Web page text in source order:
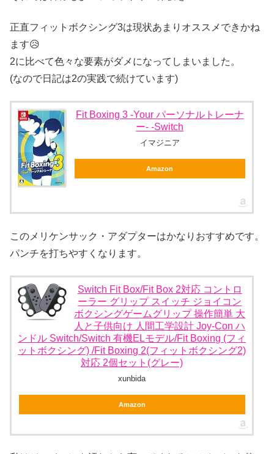
正直フィットボクシング3は現状あまりオススメできかね
ます😥
2に比べて色々な要素がダメになってしまいました。
(なので日記は2の実践で続けています)
Fit Boxing 3 -Your パーソナルトレーナ
ー- -Switch
イマジニア
Amazon
このメリケンサック・アダプターはかなりおすすめです。
パンチを打ちやすくなります。
Switch Fit Box/Fit Box 2対応 コントロ
ーラー グリップ スイッチ ジョイコン
ボクシングゲームグリップ 操作簡単 大
人と子供向け 人間工学設計 Joy-Con ハ
ンドル Switch/Switch 有機ELモデル/Fit Boxing (フィ
ットボクシング) /Fit Boxing 2(フィットボクシング2)
対応 2個セット(グレー)
xunbida
Amazon